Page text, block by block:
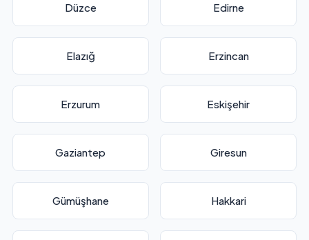
Düzce Edirne
Elazığ Erzincan
Erzurum Eskişehir
Gaziantep Giresun
Gümüşhane Hakkari